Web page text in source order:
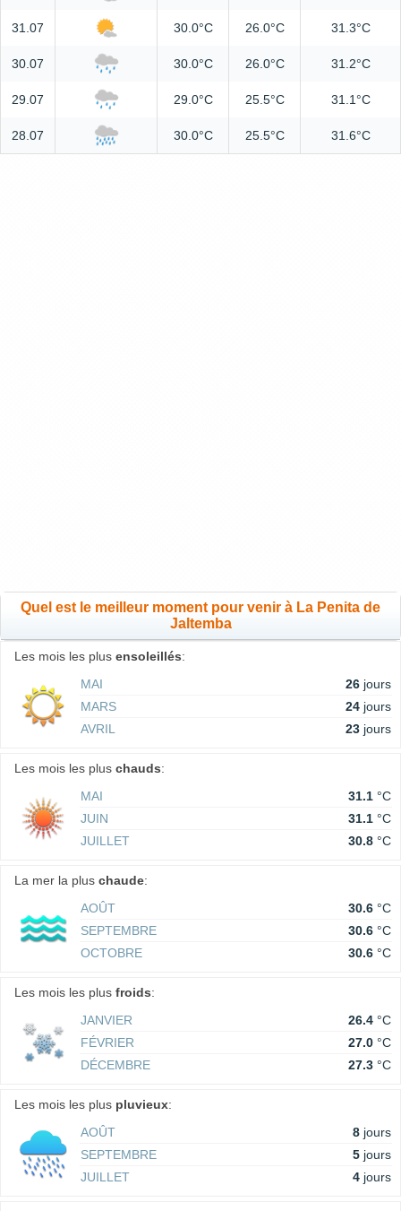
31.07 30.0°C 26.0°C 31.3°C
30.07 30.0°C 26.0°C 31.2°C
29.07 29.0°C 25.5°C 31.1°C
28.07 30.0°C 25.5°C 31.6°C
Quel est le meilleur moment pour venir à La Penita de
Jaltemba
Les mois les plus ensoleillés:
MAI
26 jours
MARS
24 jours
AVRIL
23 jours
Les mois les plus chauds:
MAI
31.1 °C
JUIN
31.1 °C
JUILLET
30.8 °C
La mer la plus chaude:
AOÛT
30.6 °C
SEPTEMBRE
30.6 °C
OCTOBRE
30.6 °C
Les mois les plus froids:
JANVIER
26.4 °C
FÉVRIER
27.0 °C
DÉCEMBRE
27.3 °C
Les mois les plus pluvieux:
AOÛT
8 jours
SEPTEMBRE
5 jours
JUILLET
4 jours